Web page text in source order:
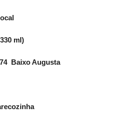
ml)
Baixo Augusta